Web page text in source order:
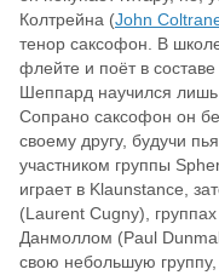
Колтрейна (John
тенор саксофон. В
флейте и поёт в
Шеппард научился лишь
Сопрано саксофон он
своему другу, будучи
участником группы
играет в Klaunstance,
(Laurent Cugny),
Данмоллом (Paul
свою небольшую